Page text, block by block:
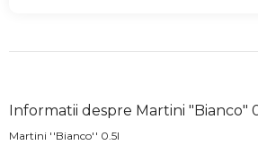
Informatii despre Martini "Bianco"
Martini ''Bianco'' 0.5l